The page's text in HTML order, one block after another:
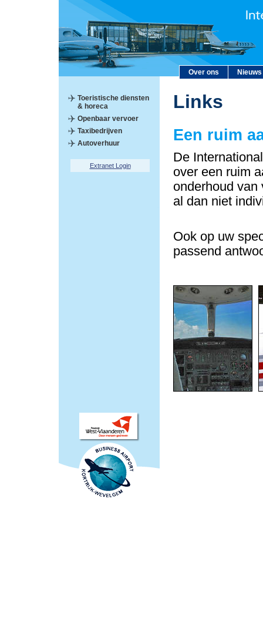
Over ons Nieuws
Toeristische diensten
& horeca
Openbaar vervoer
Taxibedrijven
Autoverhuur
Extranet Login
Links
Een ruim
De
over een ruim
onderhoud van
al dan niet
Ook op uw
passend